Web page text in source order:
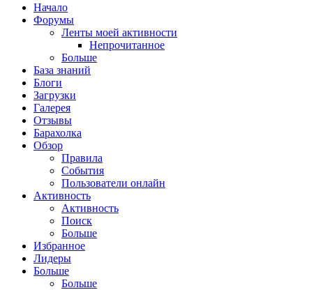
Начало
Форумы
Ленты моей активности
Непрочитанное
Больше
База знаний
Блоги
Загрузки
Галерея
Отзывы
Барахолка
Обзор
Правила
События
Пользователи онлайн
Активность
Активность
Поиск
Больше
Избранное
Лидеры
Больше
Больше